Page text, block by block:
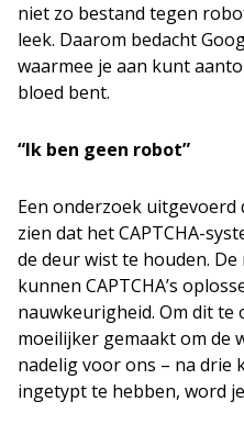
niet zo bestand tegen
leek. Daarom bedacht
waarmee je aan kunt
bloed bent.
“Ik ben geen robot”
Een onderzoek
zien dat het CAPTCHA-
de deur wist te houden.
kunnen CAPTCHA’s
nauwkeurigheid. Om dit te
moeilijker gemaakt om de
nadelig voor ons – na drie
ingetypt te hebben, word